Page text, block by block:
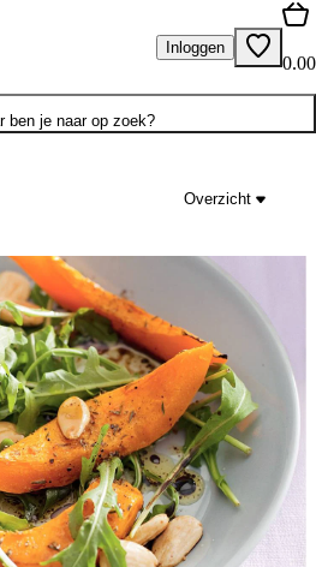
Inloggen
0.00
ben je naar op zoek?
Overzicht